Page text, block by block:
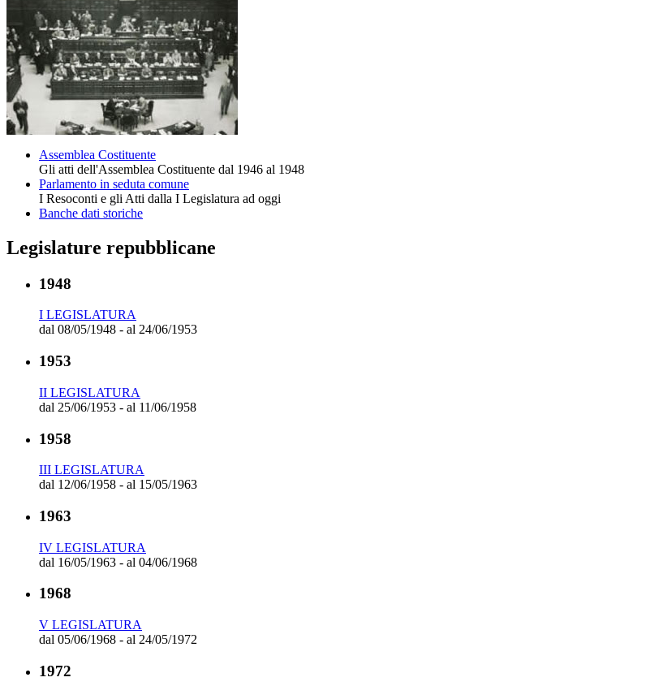
Assemblea Costituente
Gli atti dell'Assemblea Costituente dal 1946 al 1948
Parlamento in seduta comune
I Resoconti e gli Atti dalla I Legislatura ad oggi
Banche dati storiche
Legislature repubblicane
1948
I LEGISLATURA
dal 08/05/1948 - al 24/06/1953
1953
II LEGISLATURA
dal 25/06/1953 - al 11/06/1958
1958
III LEGISLATURA
dal 12/06/1958 - al 15/05/1963
1963
IV LEGISLATURA
dal 16/05/1963 - al 04/06/1968
1968
V LEGISLATURA
dal 05/06/1968 - al 24/05/1972
1972